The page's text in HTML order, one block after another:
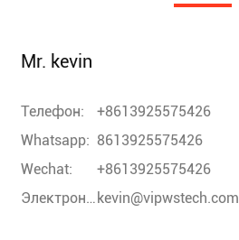
Mr. kevin
Телефон:
+8613925575426
Whatsapp: 8613925575426
Wechat:
+8613925575426
Электронная почта: kevin@vipwstech.com